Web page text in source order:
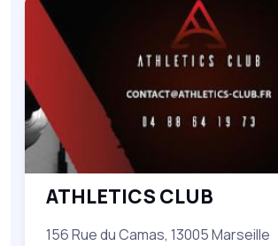
ATHLETICS CLUB
156 Rue du Camas, 13005 Marseille